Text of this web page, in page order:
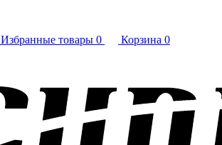
Избранные товары 0 Корзина 0